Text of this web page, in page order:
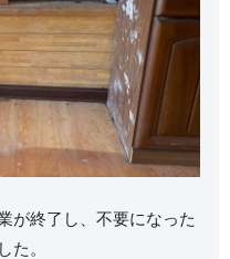
が終了し、不要になった
た。